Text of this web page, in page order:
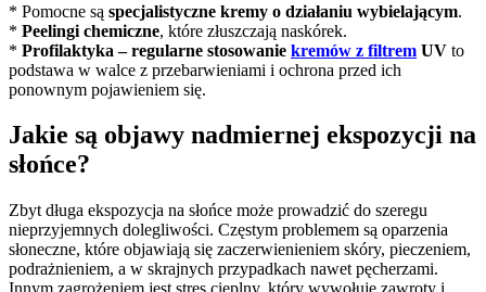
* Pomocne są specjalistyczne kremy o działaniu wybielającym.
* Peelingi chemiczne, które złuszczają naskórek.
* Profilaktyka – regularne stosowanie kremów z filtrem UV to
podstawa w walce z przebarwieniami i ochrona przed ich
ponownym pojawieniem się.
Jakie są objawy nadmiernej ekspozycji na
słońce?
Zbyt długa ekspozycja na słońce może prowadzić do szeregu
nieprzyjemnych dolegliwości. Częstym problemem są oparzenia
słoneczne, które objawiają się zaczerwienieniem skóry, pieczeniem,
podrażnieniem, a w skrajnych przypadkach nawet pęcherzami.